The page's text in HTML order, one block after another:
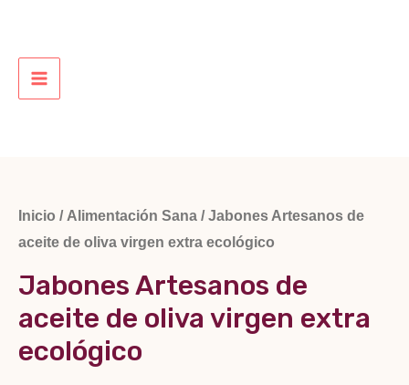
contenido
MAIN
Inicio / Alimentación Sana / Jabones Artesanos de
aceite de oliva virgen extra ecológico
Jabones Artesanos de
aceite de oliva virgen extra
ecológico